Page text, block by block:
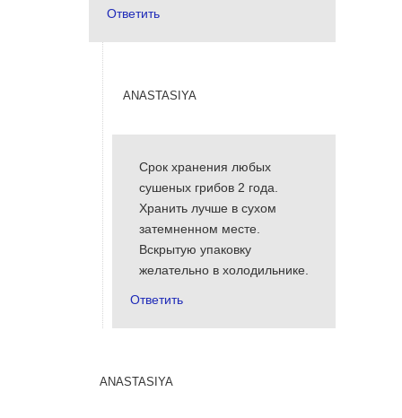
Ответить
anastasiya
Срок хранения любых
сушеных грибов 2 года.
Хранить лучше в сухом
затемненном месте.
Вскрытую упаковку
желательно в холодильнике.
Ответить
anastasiya